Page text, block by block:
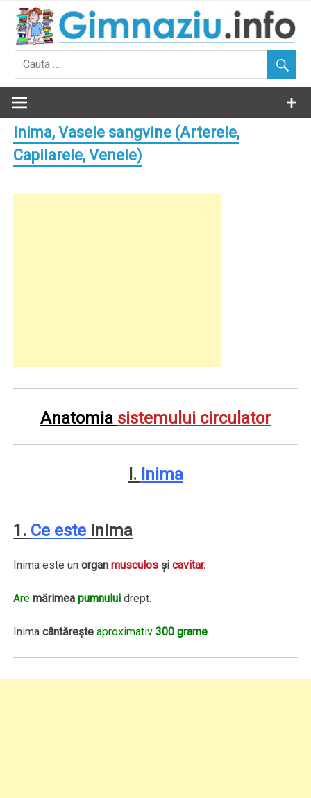
Skip
content
Inima, Vasele sangvine (Arterele,
Capilarele, Venele)
Anatomia sistemului circulator
I. Inima
1. Ce este inima
Inima este unorganmusculos şicavitar.
Are mărimeapumnului drept.
Inimacântăreşte aproximativ 300 grame.